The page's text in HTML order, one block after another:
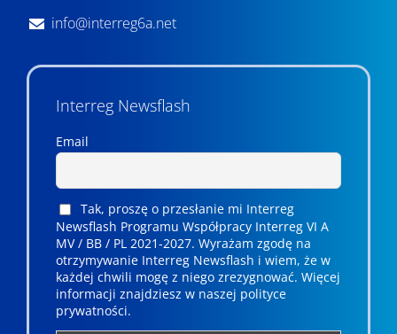
info@interreg6a.net
Interreg Newsflash
Email
Tak, proszę o przesłanie mi Interreg
Newsflash Programu Współpracy Interreg VI A
MV / BB / PL 2021-2027. Wyrażam zgodę na
otrzymywanie Interreg Newsflash i wiem, że w
każdej chwili mogę z niego zrezygnować. ­­Więcej
informacji znajdziesz w naszej polityce
prywatności.